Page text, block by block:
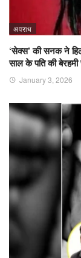
अपराध
‘सेक्स’ की सनक ने
साल के पति की
January 3, 2026